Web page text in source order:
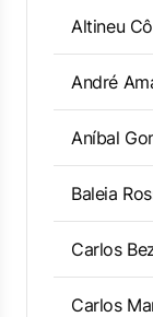
Altineu
André
Aníbal
Baleia
Carlos
Carlos